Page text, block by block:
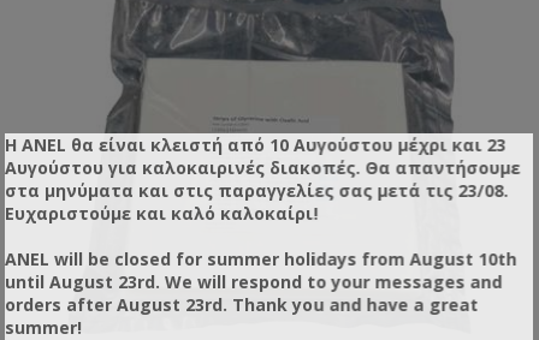
Η ANEL θα είναι κλειστή από 10 Αυγούστου μέχρι και 23
Αυγούστου για καλοκαιρινές διακοπές. Θα απαντήσουμε
στα μηνύματα και στις παραγγελίες σας μετά τις 23/08.
Ευχαριστούμε και καλό καλοκαίρι!
ANEL will be closed for summer holidays from August 10th
until August 23rd. We will respond to your messages and
orders after August 23rd. Thank you and have a great
summer!